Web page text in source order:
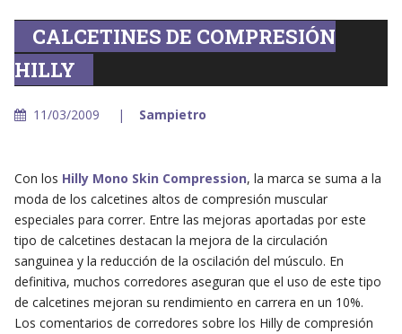
CALCETINES DE COMPRESIÓN
HILLY
11/03/2009 Sampietro
Con los Hilly Mono Skin Compression, la marca se suma a la
moda de los calcetines altos de compresión muscular
especiales para correr. Entre las mejoras aportadas por este
tipo de calcetines destacan la mejora de la circulación
sanguinea y la reducción de la oscilación del músculo. En
definitiva, muchos corredores aseguran que el uso de este tipo
de calcetines mejoran su rendimiento en carrera en un 10%.
Los comentarios de corredores sobre los Hilly de compresión